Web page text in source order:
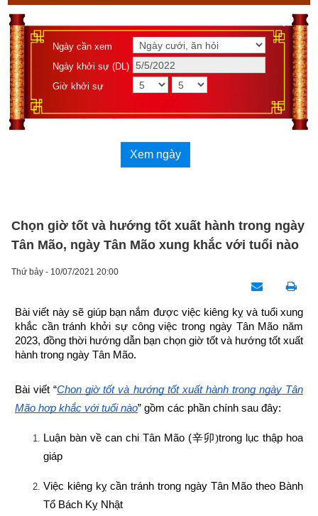
Ngày cần xem
Ngày khởi sự (DL)
Giờ khởi sự
Xem ngày
Chọn giờ tốt và hướng tốt xuất hành trong ngày
Tân Mão, ngày Tân Mão xung khắc với tuổi nào
Thứ bảy - 10/07/2021 20:00
Bài viết này sẽ giúp bạn nắm được việc kiêng kỵ và tuổi xung
khắc cần tránh khởi sự công việc trong ngày Tân Mão năm
2023, đồng thời hướng dẫn bạn chọn giờ tốt và hướng tốt xuất
hành trong ngày Tân Mão.
Bài viết “Chọn giờ tốt và hướng tốt xuất hành trong ngày Tân
Mão hợp khắc với tuổi nào” gồm các phần chính sau đây:
Luận bàn về can chi Tân Mão (辛卯)trong lục thập hoa
giáp
Việc kiêng kỵ cần tránh trong ngày Tân Mão theo Bành
Tổ Bách Kỵ Nhật